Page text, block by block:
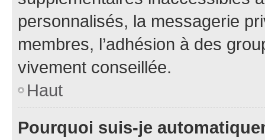
personnalisés, la messagerie
membres, l’adhésion à des
vivement conseillée.
Haut
Pourquoi suis-je